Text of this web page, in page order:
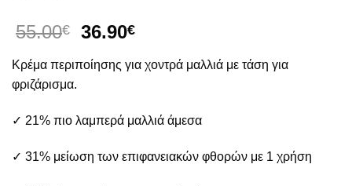
55.00€
Original
was:
36.90€Η
τιμή
Κρέμα περιποίησης για χοντρά μαλλιά με τάση για
φριζάρισμα.
✓ 21% πιο λαμπερά μαλλιά άμεσα
✓ 31% μείωση των επιφανειακών φθορών με 1 χρήση